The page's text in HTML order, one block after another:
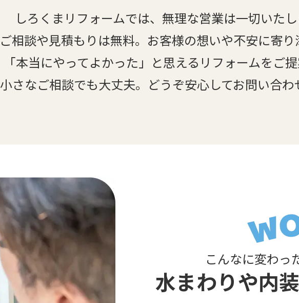
しろくまリフォームでは、無理な営業は一切いた
ご相談や見積もりは無料。お客様の想いや不安に寄り
「本当にやってよかった」と思えるリフォームをご
小さなご相談でも大丈夫。どうぞ安心してお問い合わ
こんなに変わ
水まわりや内